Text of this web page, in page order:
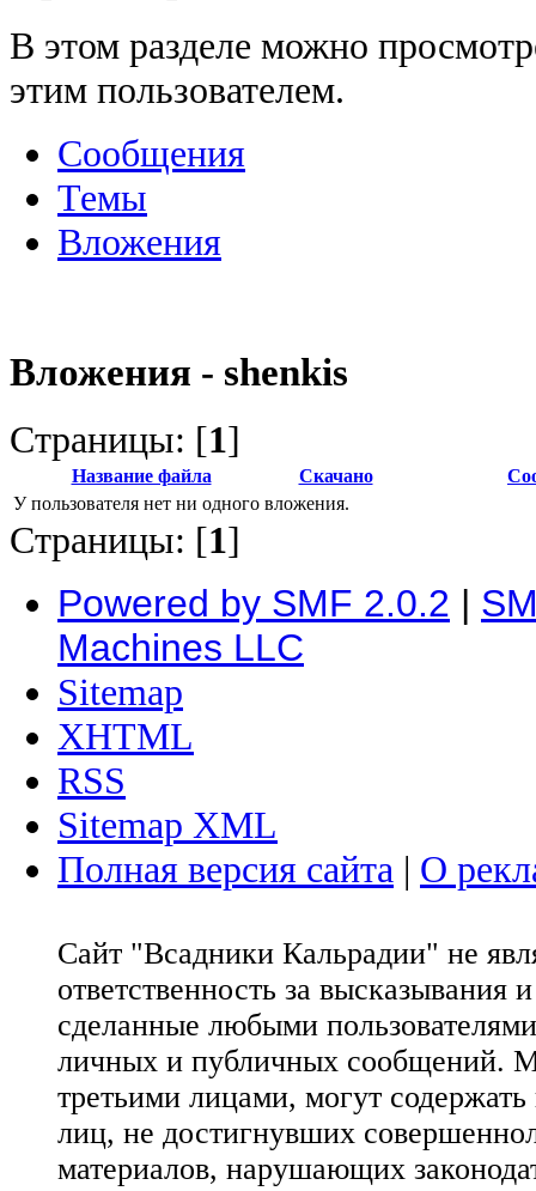
В этом разделе можно
этим пользователем.
Сообщения
Темы
Вложения
Вложения - shenkis
Страницы: [1]
Название файла Скачано
У пользователя нет ни одного вложения.
Страницы: [1]
Powered by SMF 2.0.2 |
Machines LLC
Sitemap
XHTML
RSS
Sitemap XML
Полная версия сайта | О
Сайт "Всадники Кальрадии" не
ответственность за
сделанные любыми
личных и публичных сообщений.
третьими лицами, могут
лиц, не достигнувших
материалов, нарушающих